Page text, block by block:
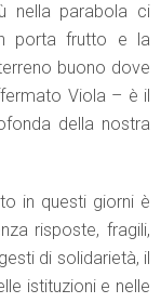
nella parabola ci
porta frutto e la
buono dove
Viola – è il
della nostra
in questi giorni è
risposte, fragili,
di solidarietà, il
istituzioni e nelle